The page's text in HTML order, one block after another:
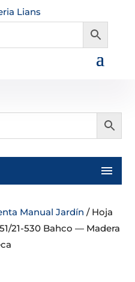
Manual Jardín / Hoja
21-530 Bahco — Madera